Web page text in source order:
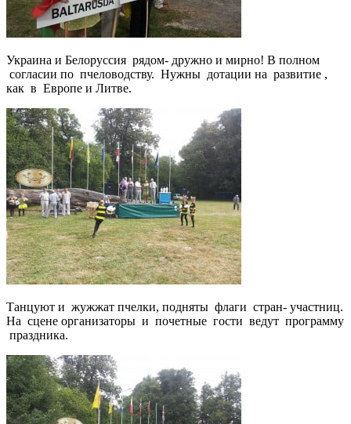
Украина и Белоруссия рядом- дружно и мирно! В полном
согласии по пчеловодству. Нужны дотации на развитие ,
как в Европе и Литве.
Танцуют и жужжат пчелки, подняты флаги стран- участниц.
На сцене организаторы и почетные гости ведут программу
праздника.